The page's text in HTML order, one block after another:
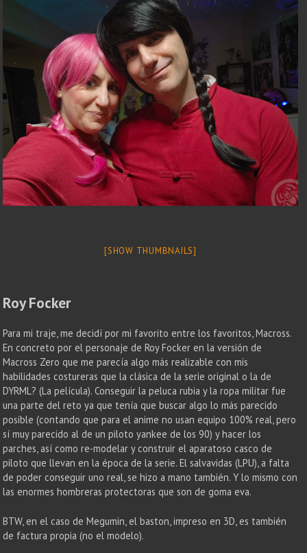
[SHOW THUMBNAILS]
Roy Focker
Para mi traje, me decidí por mi favorito entre los favoritos, Macross.
En concreto por el personaje de Roy Focker en la versión de
Macross Zero que me parecía algo más realizable con mis
habilidades costureras que la clásica de la serie original o la de
DYRML? (La película). Conseguir la peluca rubia y la ropa militar fue
una parte del reto ya que tenía que buscar algo lo más parecido
posible (contando que para el anime no usan equipo 100% real, pero
sí muy parecido al de un piloto yankee de los 90) y hacer los
parches, así como re-modelar y construir el aparatoso casco de
piloto que llevan en la época de la serie. El salvavidas (LPU), a falta
de poder conseguir uno real, se hizo a mano también. Y lo mismo con
las enormes hombreras protectoras que son de goma eva.
BTW, en el caso de Megumin, el baston, impreso en 3D, es también
de factura propia (no el modelo).